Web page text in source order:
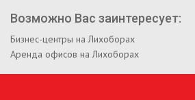
Возможно Вас заинтересует:
Бизнес-центры на Лихоборах
Аренда офисов на Лихоборах